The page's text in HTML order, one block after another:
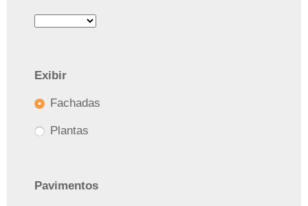
Exibir
Fachadas
Plantas
Pavimentos